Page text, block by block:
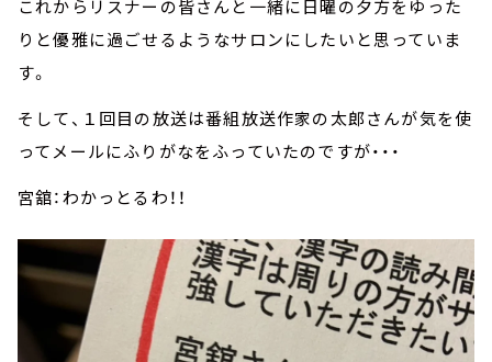
これからリスナーの皆さんと一緒に日曜の夕方をゆった
りと優雅に過ごせるようなサロンにしたいと思っていま
す。
そして、１回目の放送は番組放送作家の太郎さんが気を使
ってメールにふりがなをふっていたのですが・・・
宮舘：わかっとるわ！！